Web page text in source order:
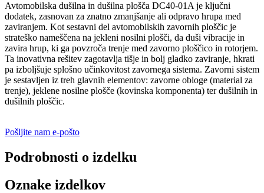
Avtomobilska dušilna in dušilna plošča DC40-01A je ključni
dodatek, zasnovan za znatno zmanjšanje ali odpravo hrupa med
zaviranjem. Kot sestavni del avtomobilskih zavornih ploščic je
strateško nameščena na jekleni nosilni plošči, da duši vibracije in
zavira hrup, ki ga povzroča trenje med zavorno ploščico in rotorjem.
Ta inovativna rešitev zagotavlja tišje in bolj gladko zaviranje, hkrati
pa izboljšuje splošno učinkovitost zavornega sistema. Zavorni sistem
je sestavljen iz treh glavnih elementov: zavorne obloge (material za
trenje), jeklene nosilne plošče (kovinska komponenta) ter dušilnih in
dušilnih ploščic.
Pošljite nam e-pošto
Podrobnosti o izdelku
Oznake izdelkov